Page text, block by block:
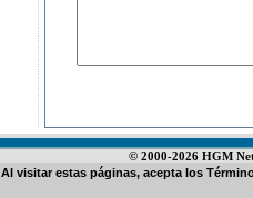
© 2000-2026 HGM
Al visitar estas páginas, acepta los